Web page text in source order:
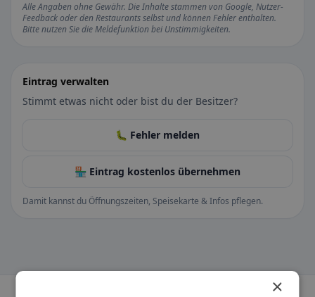
Alle Angaben ohne Gewähr. Die Inhalte stammen von Google, Nutzer-
Feedback oder den Restaurants selbst und können Fehler enthalten.
Bitte nutzen Sie die Meldefunktion bei Unstimmigkeiten.
Eintrag verwalten
Stimmt etwas nicht oder bist du der Besitzer?
🐛 Fehler melden
🏪 Eintrag kostenlos übernehmen
Damit kannst du Öffnungszeiten, Speisekarte & Infos pflegen.
×